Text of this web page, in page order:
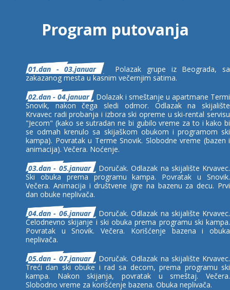
Program putovanja
01.dan - 03.januar
Polazak grupe iz Beograda, sa
zakazanog mesta u kasnim večernjim satima.
02.dan - 04.januar
Dolazak i smeštanje u apartmane Termi
Snovik, nakon čega sledi odmor. Odlazak na skijalište
Krvavec radi probanja i izbora ski opreme u ski-rental servisu
"Jecom" (kako se sutradan ne bi gubilo vreme za to i kako bi
se odmah krenulo sa skijaškom obukom i programom ski
kampa). Povratak u Terme Snovik. Slobodne vreme (bazen i
animacija). Večera. Noćenje.
03.dan - 05.januar
Doručak. Odlazak na skijalište Krvavec.
Ski obuka prema programu kampa. Povratak u Snovik.
Večera. Animacija i društvene igre na bazenu za decu. Prvi
dan obuke neplivača.
04.dan - 06.januar
Doručak. Odlazak na skijalište Krvavec.
Celodnevno skijanje i ski obuka prema programu ski kampa.
Povratak u Snovik. Večera. Korišćenje bazena i obuka
neplivača.
05.dan - 07.januar
Doručak. Odlazak na skijalište Krvavec.
Treći dan ski obuke i rad sa decom, prema programu ski
kampa. Nakon skijanja, povratak u smeštaj. Večera.
Slobodno vreme za korišćenje bazena. Obuka neplivača.